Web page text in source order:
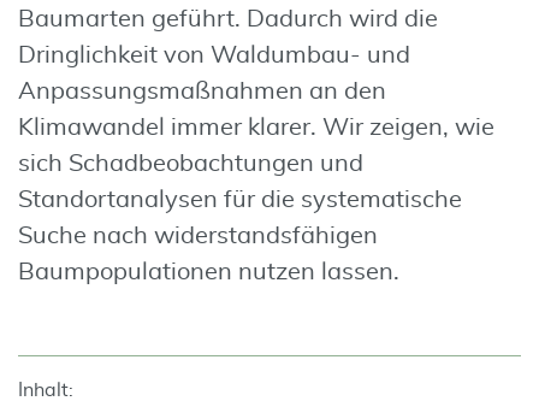
Baumarten geführt. Dadurch wird die
Dringlichkeit von Waldumbau- und
Anpassungsmaßnahmen an den
Klimawandel immer klarer. Wir zeigen, wie
sich Schadbeobachtungen und
Standortanalysen für die systematische
Suche nach widerstandsfähigen
Baumpopulationen nutzen lassen.
Inhalt: